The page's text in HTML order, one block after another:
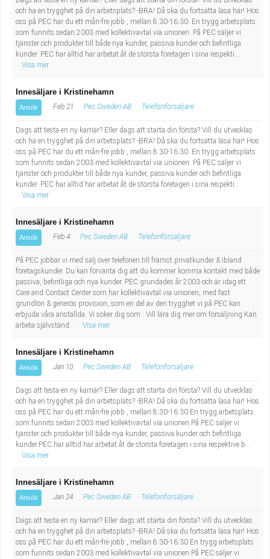
och ha en trygghet på din arbetsplats? -BRA! Då ska du fortsätta läsa här! Hos
oss på PEC har du ett mån-fre jobb , mellan 8:30-16:30. En trygg arbetsplats
som funnits sedan 2003 med kollektivavtal via unionen. På PEC säljer vi
tjänster och produkter till både nya kunder, passiva kunder och befintliga
kunder. PEC har alltid har arbetat åt de största företagen i sina respekti...
Visa mer
Innesäljare i Kristinehamn
Ansök Feb 21 Pec Sweden AB Telefonförsäljare
Dags att testa en ny karriär? Eller dags att starta din första? Vill du utvecklas
och ha en trygghet på din arbetsplats? -BRA! Då ska du fortsätta läsa här! Hos
oss på PEC har du ett mån-fre jobb , mellan 8:30-16:30. En trygg arbetsplats
som funnits sedan 2003 med kollektivavtal via unionen. På PEC säljer vi
tjänster och produkter till både nya kunder, passiva kunder och befintliga
kunder. PEC har alltid har arbetat åt de största företagen i sina respekti...
Visa mer
Innesäljare i Kristinehamn
Ansök Feb 4 Pec Sweden AB Telefonförsäljare
På PEC jobbar vi med sälj över telefonen till främst privatkunder & ibland
företagskunder. Du kan förvänta dig att du kommer komma kontakt med både
passiva, befintliga och nya kunder. PEC grundades år 2003 och är idag ett
Care and Contact Center som har kollektivavtal via unionen, med fast
grundlön & generös provision, som en del av den trygghet vi på PEC kan
erbjuda våra anställda. Vi söker dig som : Vill lära dig mer om försäljning Kan
arbeta självständ...
Visa mer
Innesäljare i Kristinehamn
Ansök Jan 10 Pec Sweden AB Telefonförsäljare
Dags att testa en ny karriär? Eller dags att starta din första? Vill du utvecklas
och ha en trygghet på din arbetsplats? -BRA! Då ska du fortsätta läsa här! Hos
oss på PEC har du ett mån-fre jobb , mellan 8:30-16:30.En trygg arbetsplats
som funnits sedan 2003 med kollektivavtal via unionen.På PEC säljer vi
tjänster och produkter till både nya kunder, passiva kunder och befintliga
kunder.PEC har alltid har arbetat åt de största företagen i sina respektive b...
Visa mer
Innesäljare i Kristinehamn
Ansök Jan 24 Pec Sweden AB Telefonförsäljare
Dags att testa en ny karriär? Eller dags att starta din första? Vill du utvecklas
och ha en trygghet på din arbetsplats? -BRA! Då ska du fortsätta läsa här! Hos
oss på PEC har du ett mån-fre jobb , mellan 8:30-16:30.En trygg arbetsplats
som funnits sedan 2003 med kollektivavtal via unionen.På PEC säljer vi